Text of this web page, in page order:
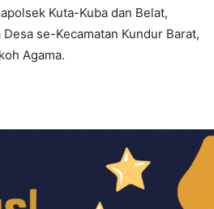
Kuta-Kuba dan Belat,
se-Kecamatan Kundur Barat,
Agama.